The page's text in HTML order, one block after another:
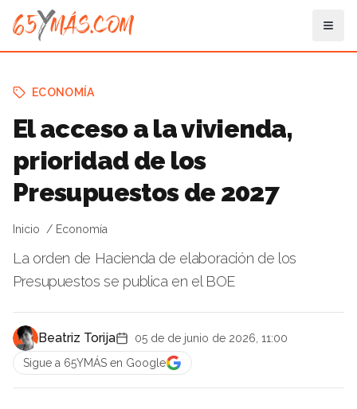
ECONOMÍA
El acceso a la vivienda,
prioridad de los
Presupuestos de 2027
Inicio Economía
La orden de Hacienda de elaboración de los
Presupuestos se publica en el BOE
Beatriz Torija
05 de de junio de 2026, 11:00
Sigue a 65YMÁS en Google